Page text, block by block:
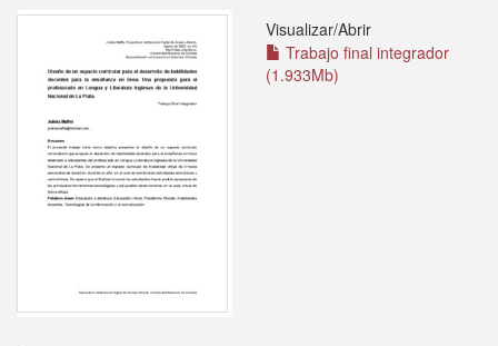
Visualizar/Abrir
Trabajo final integrador
(1.933Mb)